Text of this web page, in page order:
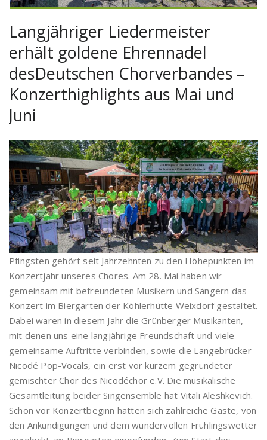
Langjähriger Liedermeister
erhält goldene Ehrennadel
desDeutschen Chorverbandes –
Konzerthighlights aus Mai und
Juni
Pfingsten gehört seit Jahrzehnten zu den Höhepunkten im
Konzertjahr unseres Chores. Am 28. Mai haben wir
gemeinsam mit befreundeten Musikern und Sängern das
Konzert im Biergarten der Köhlerhütte Weixdorf gestaltet.
Dabei waren in diesem Jahr die Grünberger Musikanten,
mit denen uns eine langjährige Freundschaft und viele
gemeinsame Auftritte verbinden, sowie die Langebrücker
Nicodé Pop-Vocals, ein erst vor kurzem gegründeter
gemischter Chor des Nicodéchor e.V. Die musikalische
Gesamtleitung beider Singensemble hat Vitali Aleshkevich.
Schon vor Konzertbeginn hatten sich zahlreiche Gäste, von
den Ankündigungen und dem wundervollen Frühlingswetter